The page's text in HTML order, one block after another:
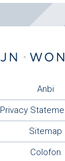
Anbi
Privacy
Sitemap
Colofon